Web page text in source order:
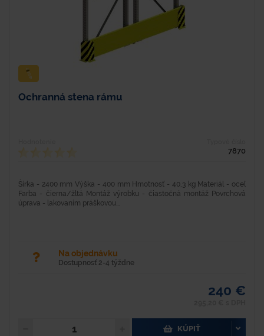
Ochranná stena rámu
7870
Šírka - 2400 mm Výška - 400 mm Hmotnosť - 40,3 kg Materiál - oceľ
Farba - čierna/žltá Montáž výrobku - čiastočná montáž Povrchová
úprava - lakovaním práškovou...
Na objednávku
Dostupnosť 2-4 týždne
240 €
KÚPIŤ